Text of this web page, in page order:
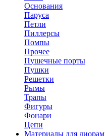
Основания
Паруса
Петли
Пиллерсы
Помпы
Прочее
Пушечные порты
Пушки
Решетки
Рымы
Трапы
Фигуры
Фонари
Цепи
Материалы для диорам